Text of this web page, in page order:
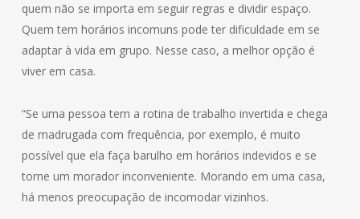
quem não se importa em seguir regras e dividir espaço.
Quem tem horários incomuns pode ter dificuldade em se
adaptar à vida em grupo. Nesse caso, a melhor opção é
viver em casa.
“Se uma pessoa tem a rotina de trabalho invertida e chega
de madrugada com frequência, por exemplo, é muito
possível que ela faça barulho em horários indevidos e se
torne um morador inconveniente. Morando em uma casa,
há menos preocupação de incomodar vizinhos.